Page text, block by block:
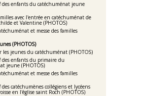
des enfants du catéchuménat jeune
avec l'entrée en catéchuménat de
et Valentine (PHOTOS)
et messe des familles
(PHOTOS)
les jeunes du catéchuménat (PHOTOS)
des enfants du primaire du
jeune (PHOTOS)
et messe des familles
des catéchumènes collégiens et lycéens
en l'église saint Roch (PHOTOS)